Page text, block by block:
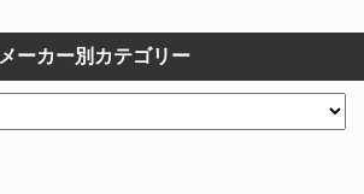
メーカー別カテゴリー